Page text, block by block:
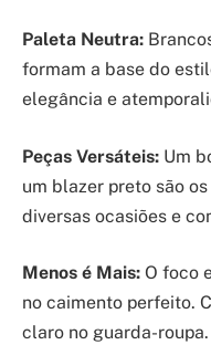
Paleta Neutra:
formam a base do
elegância e
Peças Versáteis: Um
um blazer preto são
diversas ocasiões e
Menos é Mais: O foco
no caimento perfeito.
claro no guarda-roupa.